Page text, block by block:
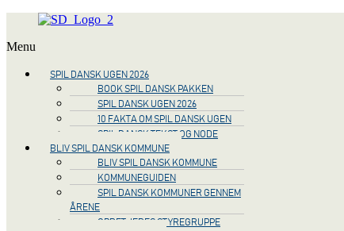
Menu
SPIL DANSK UGEN 2026
BOOK SPIL DANSK PAKKEN
SPIL DANSK UGEN 2026
10 FAKTA OM SPIL DANSK UGEN
SPIL DANSK TEKST OG NODE
BLIV SPIL DANSK KOMMUNE
BLIV SPIL DANSK KOMMUNE
KOMMUNEGUIDEN
SPIL DANSK KOMMUNER GENNEM
ÅRENE
OPRET JERES STYREGRUPPE